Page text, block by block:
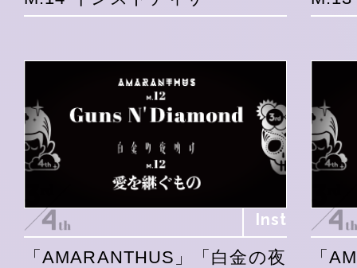
Inst
「AMARANTHUS」「白金の夜
「